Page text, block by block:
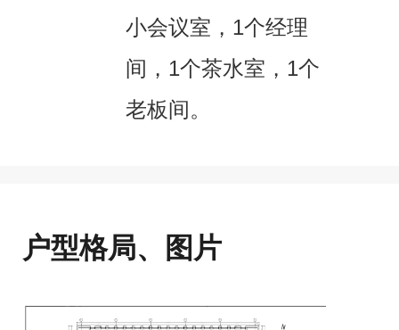
小会议室，1个经理
间，1个茶水室，1个
老板间。
户型格局、图片